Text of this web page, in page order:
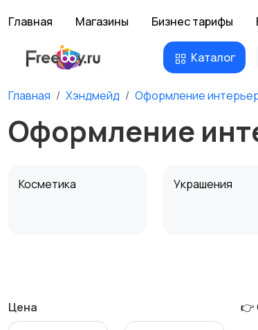
Главная Магазины Бизнес тарифы
Каталог
Главная Хэндмейд Оформление
Оформление
Косметика Украшения
Цена 👉